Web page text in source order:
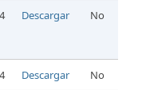
4 Descargar No
4 Descargar No